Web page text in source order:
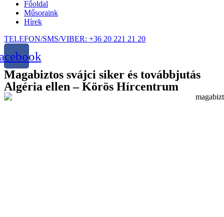
Főoldal
Műsoraink
Hírek
TELEFON/SMS/VIBER: +36 20 221 21 20
Magabiztos svájci siker és továbbjutás
Algéria ellen – Körös Hírcentrum